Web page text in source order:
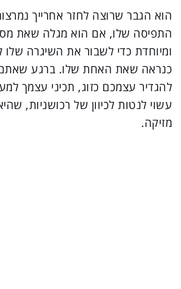
הוא הגבר שרוצה לחזר אחרייך
התפיסה שלו, אם הוא מגלה שאת
ומיוחדת כדי לשבור את השיגרה שלו
כנראה שאת האחת שלו. ברגע
להגדיר עצמכם כזוג, תכיני עצמך
עשוי לנטות לכיוון של רכושניות,
מזיקה.